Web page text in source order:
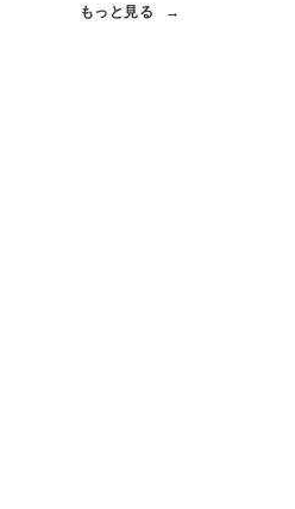
もっと見る